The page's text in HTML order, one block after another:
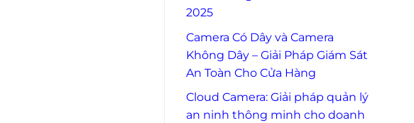
2025
Camera Có Dây và Camera
Không Dây – Giải Pháp Giám Sát
An Toàn Cho Cửa Hàng
Cloud Camera: Giải pháp quản lý
an ninh thông minh cho doanh